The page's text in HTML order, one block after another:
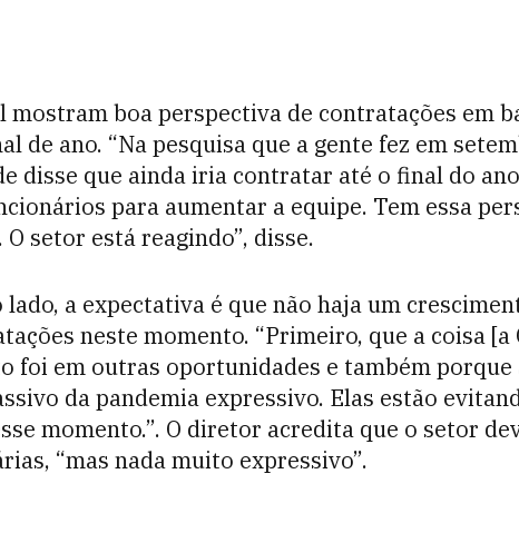
mostram boa perspectiva de contratações em
de ano. “Na pesquisa que a gente fez em
disse que ainda iria contratar até o final do
para aumentar a equipe. Tem essa
setor está reagindo”, disse.
a expectativa é que não haja um
neste momento. “Primeiro, que a coisa [a
foi em outras oportunidades e também porque
da pandemia expressivo. Elas estão
momento.”. O diretor acredita que o setor
“mas nada muito expressivo”.